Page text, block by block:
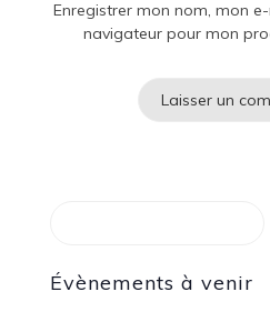
Enregistrer mon nom, mon
navigateur pour mon
Évènements à venir